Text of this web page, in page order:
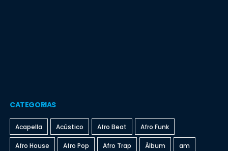
CATEGORIAS
Acapella Acústico Afro Beat Afro Funk
Afro House Afro Pop Afro Trap Álbum am